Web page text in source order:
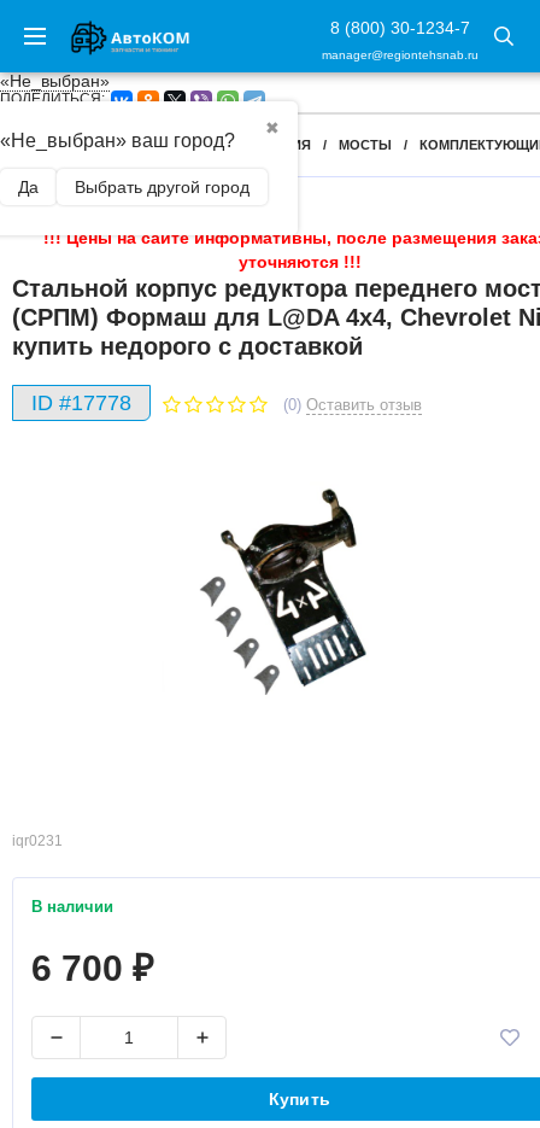
8 (800) 30-1234-7
manager@regiontehsnab.ru
«Не_выбран»
✖
«Не_выбран» ваш город?
Да Выбрать другой город
ПОДЕЛИТЬСЯ:
ГЛАВНАЯ / ЗАПЧАСТИ / ТРАНСМИССИЯ / МОСТЫ /
!!! Цены на сайте информативны, после размещения
уточняются !!!
Стальной корпус редуктора переднего
(СРПМ) Формаш для L@DA 4х4, Chevrolet
купить недорого с доставкой
ID #17778 (0) Оставить отзыв
iqr0231
В наличии
6 700 ₽
Купить